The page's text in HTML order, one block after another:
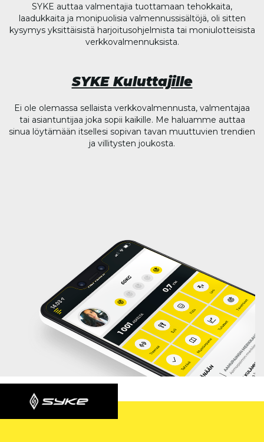
SYKE auttaa valmentajia tuottamaan tehokkaita,
laadukkaita ja monipuolisia valmennussisältöjä, oli sitten
kysymys yksittäisistä harjoitusohjelmista tai moniulotteisista
verkkovalmennuksista.
SYKE Kuluttajille
Ei ole olemassa sellaista verkkovalmennusta, valmentajaa
tai asiantuntijaa joka sopii kaikille. Me haluamme auttaa
sinua löytämään itsellesi sopivan tavan muuttuvien trendien
ja villitysten joukosta.